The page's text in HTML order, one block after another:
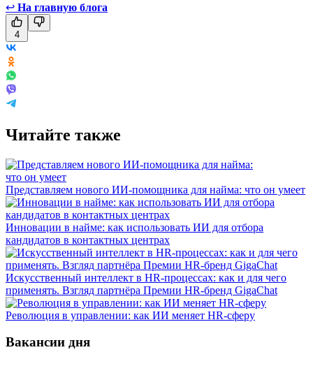
↩ На главную блога
4
Читайте также
Представляем нового ИИ-помощника для найма: что он умеет
Инновации в найме: как использовать ИИ для отбора
кандидатов в контактных центрах
Искусственный интеллект в HR-процессах: как и для чего
применять. Взгляд партнёра Премии HR-бренд GigaChat
Революция в управлении: как ИИ меняет HR-сферу
Вакансии дня